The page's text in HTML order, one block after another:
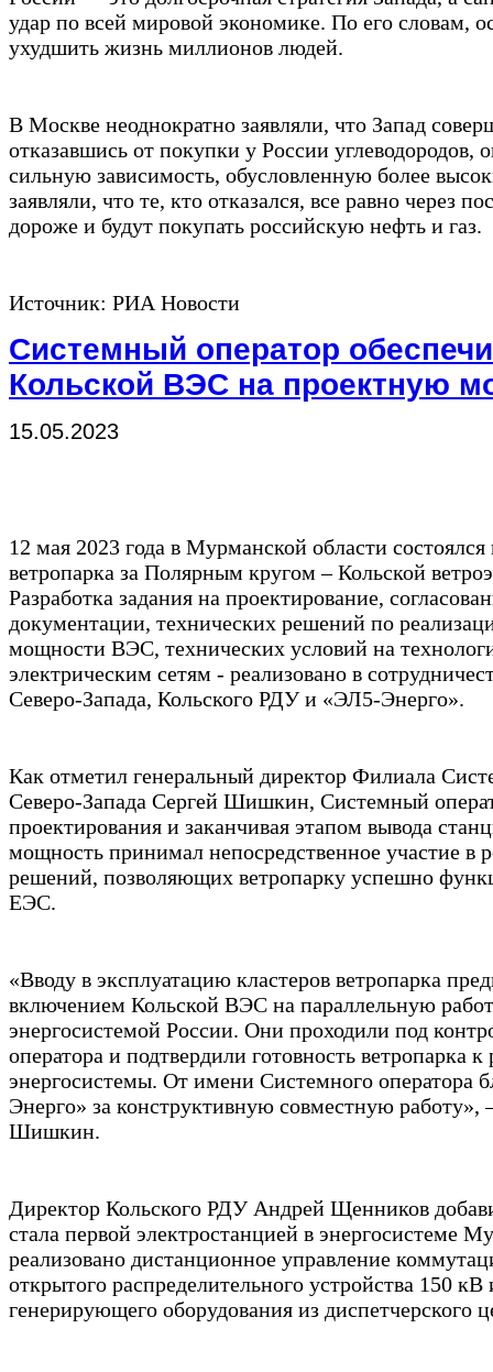
удар по всей мировой экономике. По его словам,
ухудшить жизнь миллионов людей.
В Москве неоднократно заявляли, что Запад
отказавшись от покупки у России углеводородов,
сильную зависимость, обусловленную более
заявляли, что те, кто отказался, все равно через
дороже и будут покупать российскую нефть и газ.
Источник: РИА Новости
Системный оператор
Кольской ВЭС на проектную
15.05.2023
12 мая 2023 года в Мурманской области
ветропарка за Полярным кругом – Кольской
Разработка задания на проектирование,
документации, технических решений по
мощности ВЭС, технических условий на
электрическим сетям - реализовано в
Северо-Запада, Кольского РДУ и «ЭЛ5-Энерго».
Как отметил генеральный директор Филиала
Северо-Запада Сергей Шишкин, Системный
проектирования и заканчивая этапом вывода
мощность принимал непосредственное участие в
решений, позволяющих ветропарку успешно
ЕЭС.
«Вводу в эксплуатацию кластеров ветропарка
включением Кольской ВЭС на параллельную
энергосистемой России. Они проходили под
оператора и подтвердили готовность ветропарка к
энергосистемы. От имени Системного оператора
Энерго» за конструктивную совместную работу»,
Шишкин.
Директор Кольского РДУ Андрей Щенников
стала первой электростанцией в энергосистеме
реализовано дистанционное управление
открытого распределительного устройства 150
генерирующего оборудования из диспетчерского